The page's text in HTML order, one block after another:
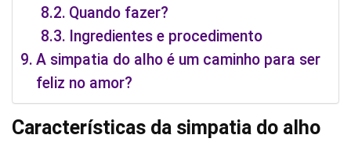
Quando fazer?
Ingredientes e procedimento
A simpatia do alho é um caminho para ser
feliz no amor?
Características da simpatia do alho